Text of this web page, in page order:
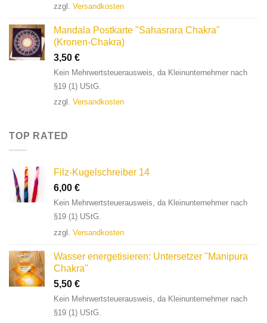
zzgl. Versandkosten
Mandala Postkarte "Sahasrara Chakra"
(Kronen-Chakra)
3,50 €
Kein Mehrwertsteuerausweis, da Kleinunternehmer nach
§19 (1) UStG.
zzgl. Versandkosten
TOP RATED
Filz-Kugelschreiber 14
6,00 €
Kein Mehrwertsteuerausweis, da Kleinunternehmer nach
§19 (1) UStG.
zzgl. Versandkosten
Wasser energetisieren: Untersetzer "Manipura
Chakra"
5,50 €
Kein Mehrwertsteuerausweis, da Kleinunternehmer nach
§19 (1) UStG.